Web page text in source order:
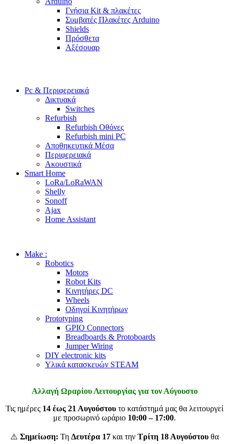
Γνήσια Kit & πλακέτες
Συμβατές Πλακέτες Arduino
Shields
Πρόσθετα
Αξέσουαρ
Pc & Περιφερειακά
Δικτυακά
Switches
Refurbish
Refurbish Οθόνες
Refurbish mini PC
Αποθηκευτικά Μέσα
Περιφερειακά
Ακουστικά
Smart Home
LoRa/LoRaWAN
Shelly
Sonoff
Ajax
Home Assistant
Make :
Robotics
Motors
Robot Kits
Κινητήρες DC
Wheels
Οδηγοί Κινητήρων
Prototyping
GPIO Connectors
Breadboards & Protoboards
Jumper Wiring
DIY electronic kits
Υλικά κατασκευών STEAM
Αλλαγή Ωραρίου Λειτουργίας για τον Αύγουστο
Τις ημέρες 14 έως 21 Αυγούστου το κατάστημά μας θα λειτουργεί
με προσωρινό ωράριο 10:00 – 17:00.
⚠️ Σημείωση: Τη Δευτέρα 17 και την Τρίτη 18 Αυγούστου θα